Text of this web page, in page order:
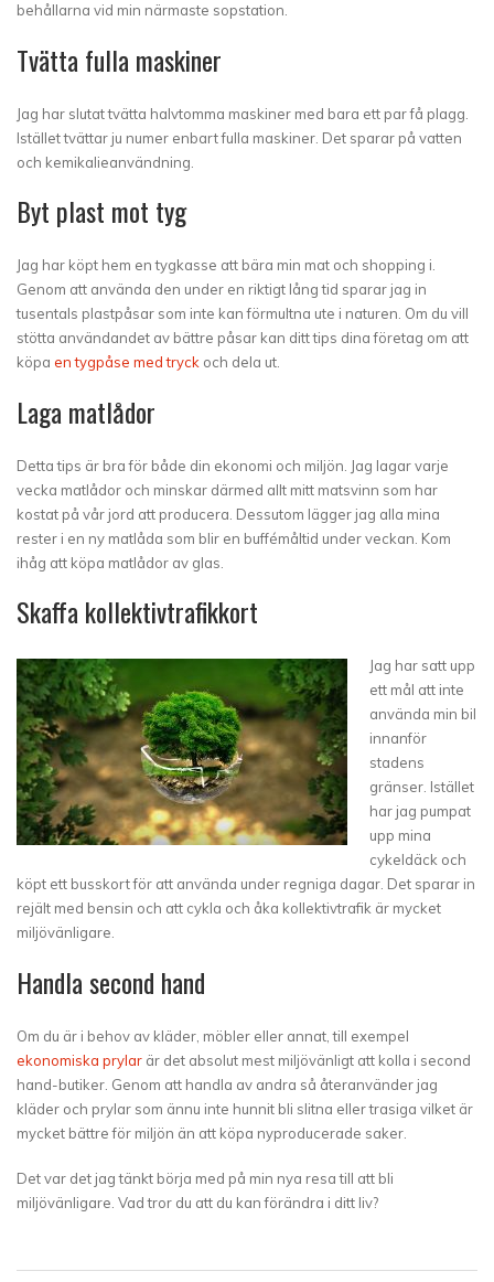
behållarna vid min närmaste sopstation.
Tvätta fulla maskiner
Jag har slutat tvätta halvtomma maskiner med bara ett par få plagg.
Istället tvättar ju numer enbart fulla maskiner. Det sparar på vatten
och kemikalieanvändning.
Byt plast mot tyg
Jag har köpt hem en tygkasse att bära min mat och shopping i.
Genom att använda den under en riktigt lång tid sparar jag in
tusentals plastpåsar som inte kan förmultna ute i naturen. Om du vill
stötta användandet av bättre påsar kan ditt tips dina företag om att
köpa en tygpåse med tryck och dela ut.
Laga matlådor
Detta tips är bra för både din ekonomi och miljön. Jag lagar varje
vecka matlådor och minskar därmed allt mitt matsvinn som har
kostat på vår jord att producera. Dessutom lägger jag alla mina
rester i en ny matlåda som blir en buffémåltid under veckan. Kom
ihåg att köpa matlådor av glas.
Skaffa kollektivtrafikkort
Jag har satt upp
ett mål att inte
använda min bil
innanför
stadens
gränser. Istället
har jag pumpat
upp mina
cykeldäck och
köpt ett busskort för att använda under regniga dagar. Det sparar in
rejält med bensin och att cykla och åka kollektivtrafik är mycket
miljövänligare.
Handla second hand
Om du är i behov av kläder, möbler eller annat, till exempel
ekonomiska prylar är det absolut mest miljövänligt att kolla i second
hand-butiker. Genom att handla av andra så återanvänder jag
kläder och prylar som ännu inte hunnit bli slitna eller trasiga vilket är
mycket bättre för miljön än att köpa nyproducerade saker.
Det var det jag tänkt börja med på min nya resa till att bli
miljövänligare. Vad tror du att du kan förändra i ditt liv?